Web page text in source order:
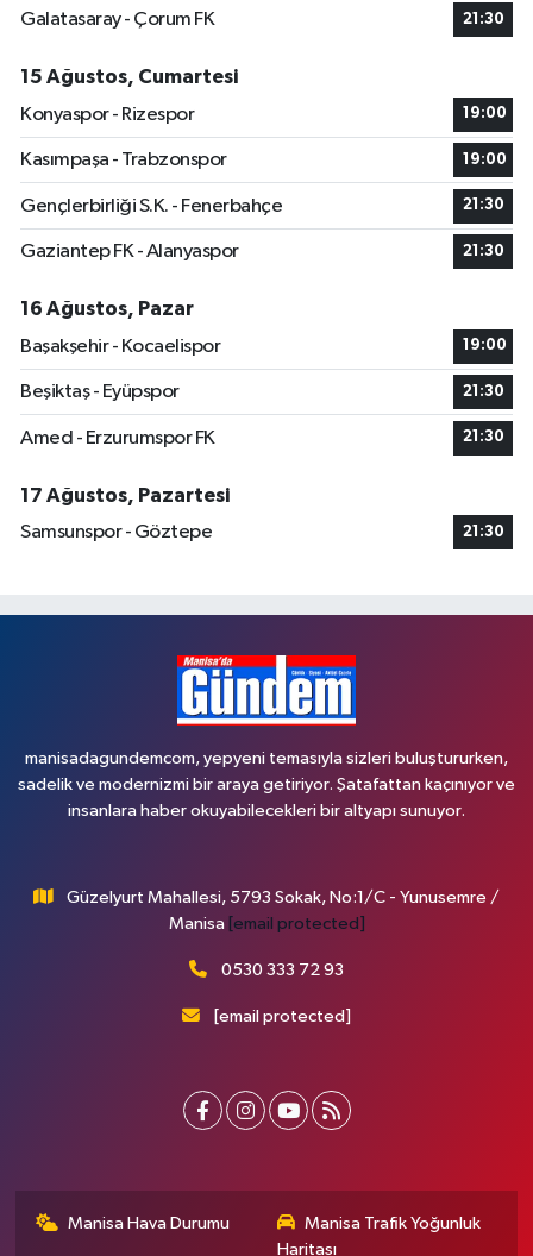
Galatasaray - Çorum FK
21:30
15 Ağustos, Cumartesi
Konyaspor - Rizespor
19:00
Kasımpaşa - Trabzonspor 19:00
Gençlerbirliği S.K. - Fenerbahçe 21:30
Gaziantep FK - Alanyaspor 21:30
16 Ağustos, Pazar
Başakşehir - Kocaelispor
19:00
Beşiktaş - Eyüpspor 21:30
Amed - Erzurumspor FK 21:30
17 Ağustos, Pazartesi
Samsunspor - Göztepe
21:30
manisadagundemcom, yepyeni temasıyla sizleri buluştururken,
sadelik ve modernizmi bir araya getiriyor. Şatafattan kaçınıyor ve
insanlara haber okuyabilecekleri bir altyapı sunuyor.
Güzelyurt Mahallesi, 5793 Sokak, No:1/C - Yunusemre /
Manisa [email protected]
0530 333 72 93
[email protected]
Manisa Hava Durumu
Manisa Trafik Yoğunluk
Haritası